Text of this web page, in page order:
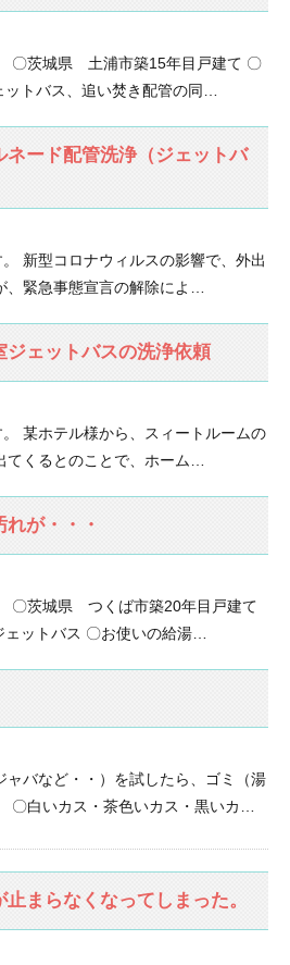
〇茨城県 土浦市築15年目戸建て 〇
トバス、追い焚き配管の同…
ネード配管洗浄（ジェットバ
新型コロナウィルスの影響で、外出
、緊急事態宣言の解除によ…
ジェットバスの洗浄依頼
某ホテル様から、スィートルームの
てくるとのことで、ホーム…
が・・・
〇茨城県 つくば市築20年目戸建て
ットバス 〇お使いの給湯…
ャバなど・・）を試したら、ゴミ（湯
〇白いカス・茶色いカス・黒いカ…
まらなくなってしまった。